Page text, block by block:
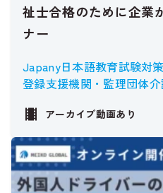
祉士合格のために企業
ナー
Japany日本語教育試験対
登録支援機関・監理団体
アーカイブ動画あり